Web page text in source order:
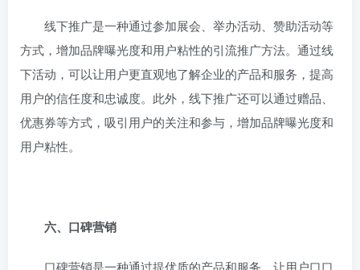
线下推广是一种通过参加展会、举办活动、赞助活动等
方式，增加品牌曝光度和用户粘性的引流推广方法。通过线
下活动，可以让用户更直观地了解企业的产品和服务，提高
用户的信任度和忠诚度。此外，线下推广还可以通过赠品、
优惠券等方式，吸引用户的关注和参与，增加品牌曝光度和
用户粘性。
六、口碑营销
口碑营销是一种通过提优质的产品和服务，让用户口口